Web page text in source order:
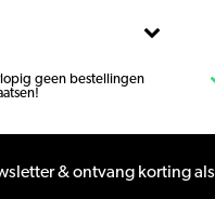
geen bestellingen
& ontvang korting als